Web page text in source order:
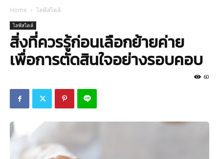
Home ไลฟ์สไตล์
ไลฟ์สไตล์
สิ่งที่ควรรู้ก่อนเลือกย้ายค่าย
เพื่อการตัดสินใจอย่างรอบคอบ
60